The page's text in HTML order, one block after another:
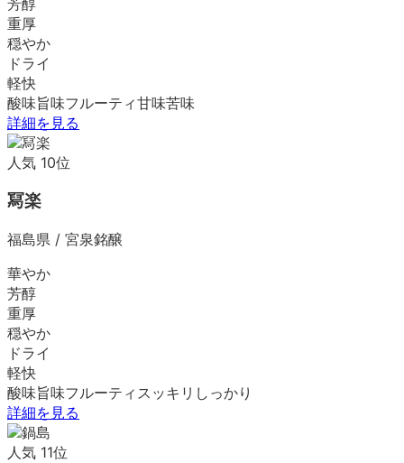
重厚
穏やか
ドライ
軽快
酸味旨味フルーティ甘味苦味
詳細を見る
人気 10位
冩楽
福島県 / 宮泉銘醸
華やか
芳醇
重厚
穏やか
ドライ
軽快
酸味旨味フルーティ スッキリ しっかり
詳細を見る
人気 11位